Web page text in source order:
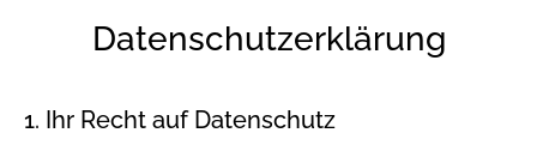
Datenschutzerklärung
1. Ihr Recht auf Datenschutz